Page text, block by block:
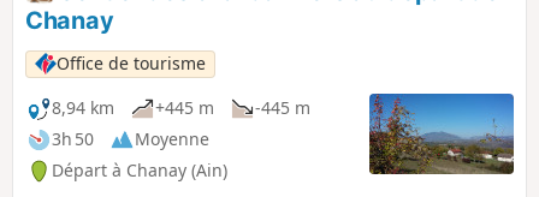
Chanay
Office de tourisme
8,94 km
+445 m
-445 m
3h 50
Moyenne
Départ à Chanay (Ain)